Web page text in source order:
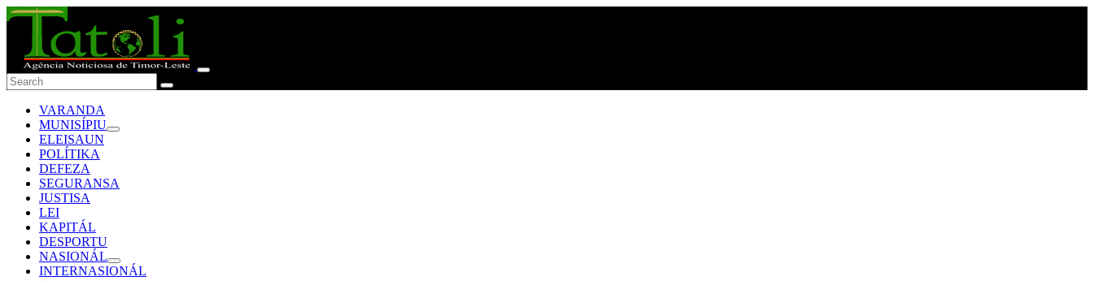
VARANDA
MUNISÍPIU
ELEISAUN
POLÍTIKA
DEFEZA
SEGURANSA
JUSTISA
LEI
KAPITÁL
DESPORTU
NASIONÁL
INTERNASIONÁL